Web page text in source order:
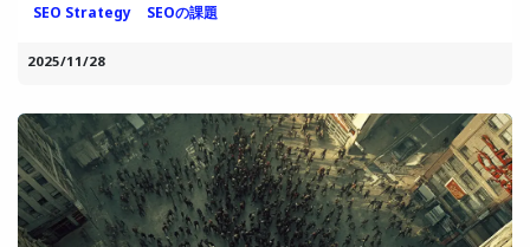
SEO Strategy
SEOの課題
2025/11/28